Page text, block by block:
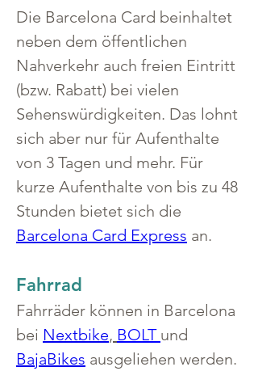
Die Barcelona Card beinhaltet
neben dem öffentlichen
Nahverkehr auch freien Eintritt
(bzw. Rabatt) bei vielen
Sehenswürdigkeiten. Das lohnt
sich aber nur für Aufenthalte
von 3 Tagen und mehr. Für
kurze Aufenthalte von bis zu 48
Stunden bietet sich die
Barcelona Card Express an.
Fahrrad
Fahrräder können in Barcelona
bei Nextbike, BOLT und
BajaBikes ausgeliehen werden.